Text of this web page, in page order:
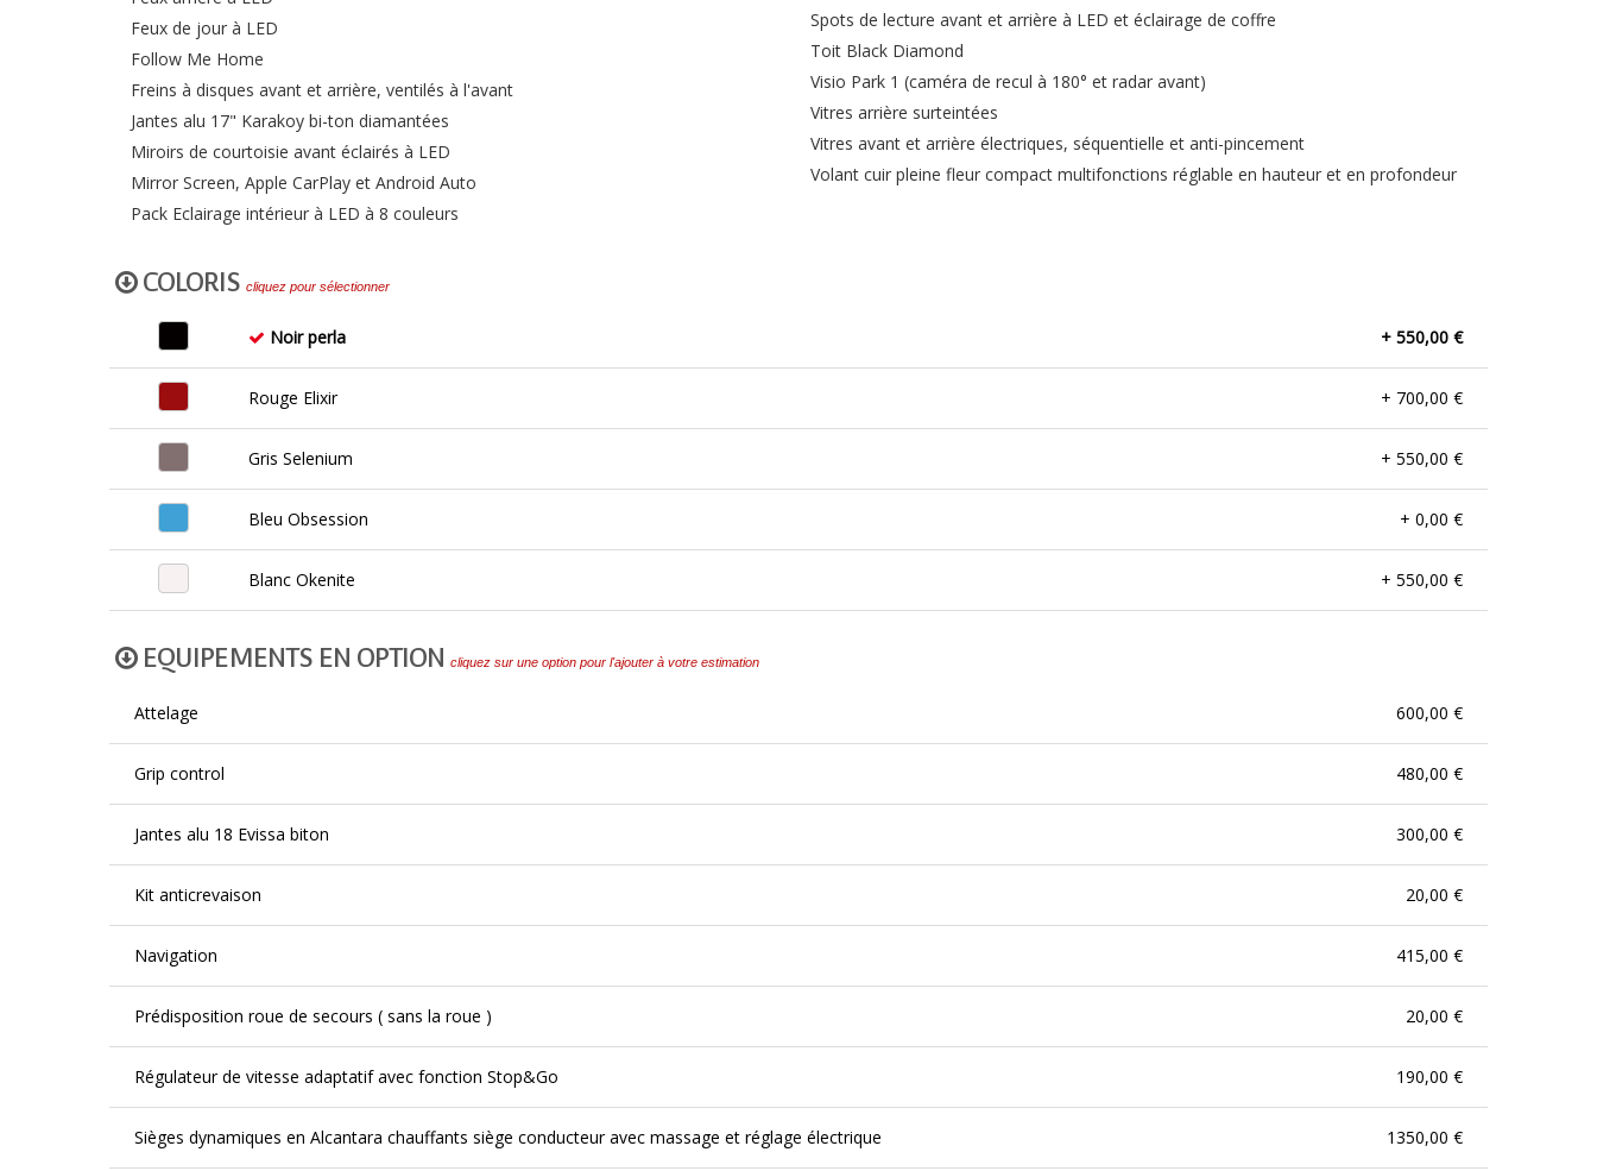
Feux de jour à LED
Follow Me Home
Freins à disques avant et arrière, ventilés à l'avant
Jantes alu 17" Karakoy bi-ton diamantées
Miroirs de courtoisie avant éclairés à LED
Mirror Screen, Apple CarPlay et Android Auto
Pack Eclairage intérieur à LED à 8 couleurs
Spots de lecture avant et arrière à LED et éclairage de coffre
Toit Black Diamond
Visio Park 1 (caméra de recul à 180° et radar avant)
Vitres arrière surteintées
Vitres avant et arrière électriques, séquentielle et anti-pincement
Volant cuir pleine fleur compact multifonctions réglable en hauteur et en profondeur
COLORIS cliquez pour sélectionner
Noir perla + 550,00 €
Rouge Elixir + 700,00 €
Gris Selenium + 550,00 €
Bleu Obsession + 0,00 €
Blanc Okenite + 550,00 €
EQUIPEMENTS EN OPTION cliquez sur une option pour l'ajouter à votre estimation
Attelage 600,00 €
Grip control 480,00 €
Jantes alu 18 Evissa biton 300,00 €
Kit anticrevaison 20,00 €
Navigation 415,00 €
Prédisposition roue de secours ( sans la roue ) 20,00 €
Régulateur de vitesse adaptatif avec fonction Stop&Go 190,00 €
Sièges dynamiques en Alcantara chauffants siège conducteur avec massage et réglage électrique 1350,00 €